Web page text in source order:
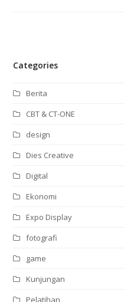
Categories
Berita
CBT & CT-ONE
design
Dies Creative
Digital
Ekonomi
Expo Display
fotografi
game
Kunjungan
Pelatihan